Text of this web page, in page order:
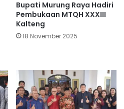
Bupati Murung Raya Hadiri
Pembukaan MTQH XXXIII
Kalteng
18 November 2025